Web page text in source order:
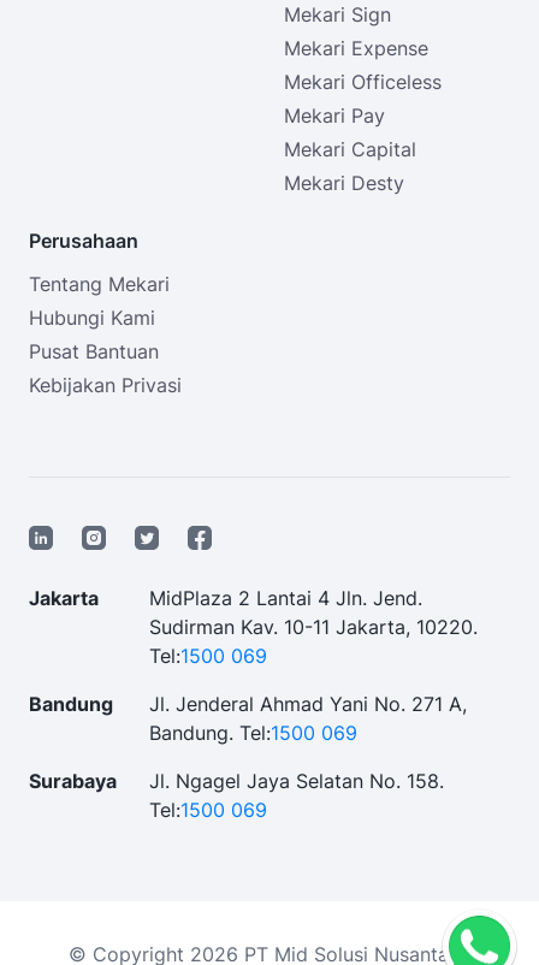
Mekari Sign
Mekari Expense
Mekari Officeless
Mekari Pay
Mekari Capital
Mekari Desty
Perusahaan
Tentang Mekari
Hubungi Kami
Pusat Bantuan
Kebijakan Privasi
Jakarta
MidPlaza 2 Lantai 4 Jln. Jend.
Sudirman Kav. 10-11 Jakarta, 10220.
Tel:1500 069
Bandung
Jl. Jenderal Ahmad Yani No. 271 A,
Bandung. Tel:1500 069
Surabaya
Jl. Ngagel Jaya Selatan No. 158.
Tel:1500 069
© Copyright 2026 PT Mid Solusi Nusantara.